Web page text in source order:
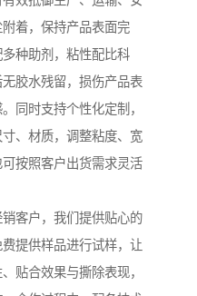
着，保持产品表面完
种助剂，粘性配比科
胶水残留，损伤产品表
同时支持个性化定制，
、材质，调整粘度、宽
按照客户出货需求灵活
客户，我们提供贴心的
提供样品进行试样，让
贴合效果与撕除表现，